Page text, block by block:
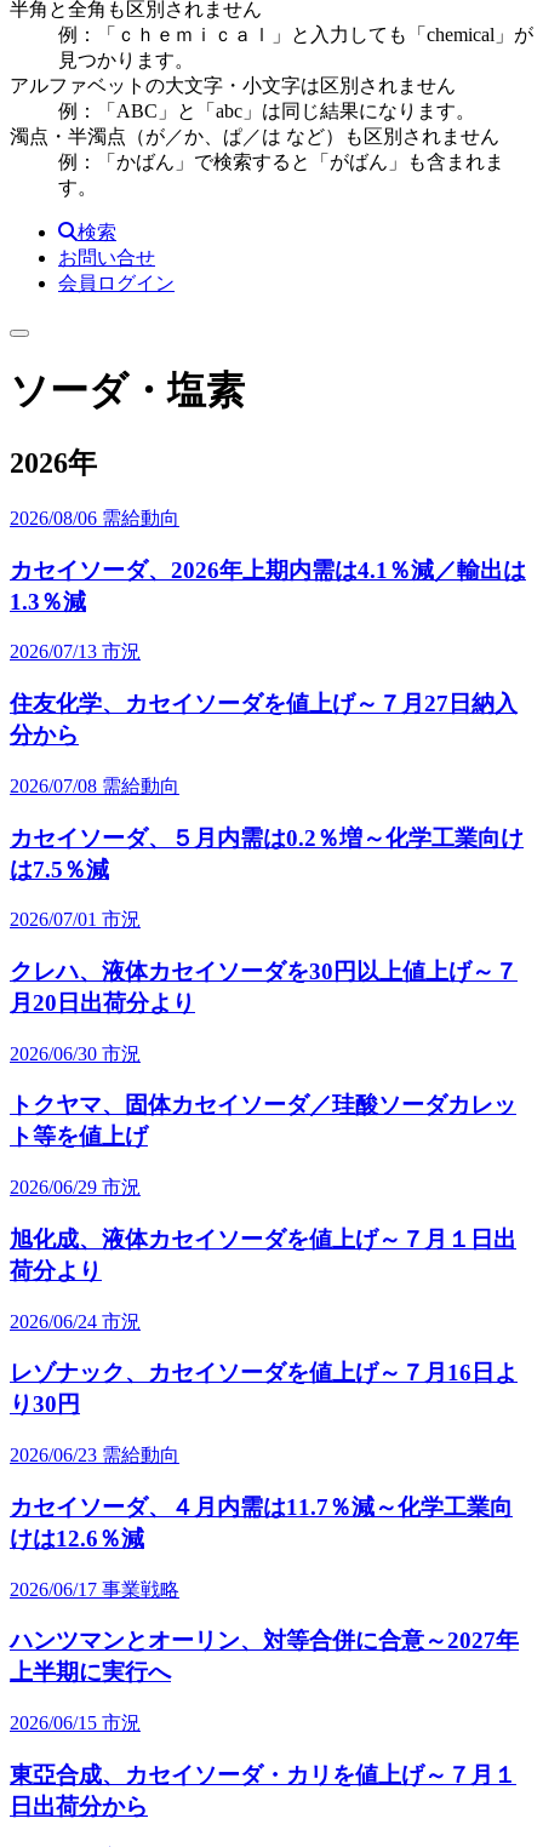
半角と全角も区別されません
例：「ｃｈｅｍｉｃａｌ」と入力しても「chemical」が
見つかります。
アルファベットの大文字・小文字は区別されません
例：「ABC」と「abc」は同じ結果になります。
濁点・半濁点（が／か、ぱ／は など）も区別されません
例：「かばん」で検索すると「がばん」も含まれま
す。
検索
お問い合せ
会員ログイン
ソーダ・塩素
2026年
2026/08/06 需給動向
カセイソーダ、2026年上期内需は4.1％減／輸出は
1.3％減
2026/07/13 市況
住友化学、カセイソーダを値上げ～７月27日納入
分から
2026/07/08 需給動向
カセイソーダ、５月内需は0.2％増～化学工業向け
は7.5％減
2026/07/01 市況
クレハ、液体カセイソーダを30円以上値上げ～７
月20日出荷分より
2026/06/30 市況
トクヤマ、固体カセイソーダ／珪酸ソーダカレッ
ト等を値上げ
2026/06/29 市況
旭化成、液体カセイソーダを値上げ～７月１日出
荷分より
2026/06/24 市況
レゾナック、カセイソーダを値上げ～７月16日よ
り30円
2026/06/23 需給動向
カセイソーダ、４月内需は11.7％減～化学工業向
けは12.6％減
2026/06/17 事業戦略
ハンツマンとオーリン、対等合併に合意～2027年
上半期に実行へ
2026/06/15 市況
東亞合成、カセイソーダ・カリを値上げ～７月１
日出荷分から